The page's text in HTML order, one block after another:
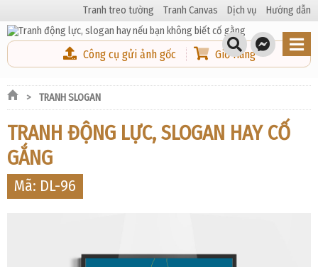
Tranh treo tường Tranh Canvas Dịch vụ Hướng dẫn
Công cụ gửi ảnh gốc Giỏ Hàng
TRANH SLOGAN
TRANH ĐỘNG LỰC, SLOGAN HAY CỐ
GẮNG
Mã: DL-96